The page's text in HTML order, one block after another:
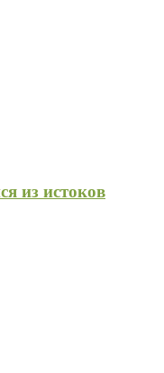
из истоков